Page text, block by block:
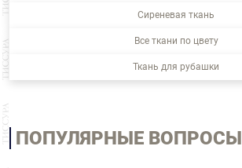
Сиреневая ткань
Все ткани по цвету
Ткань для рубашки
ПОПУЛЯРНЫЕ ВОПРОСЫ